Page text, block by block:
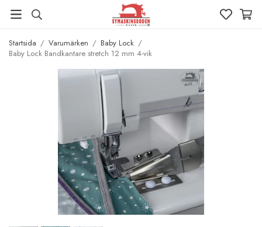
Startsida / Varumärken / Baby Lock /
Baby Lock Bandkantare stretch 12 mm 4-vik